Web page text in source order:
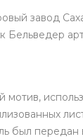
завод
Бельведер
мотив,
был